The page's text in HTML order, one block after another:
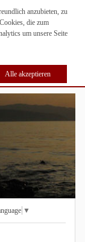
anzubieten, zu
die zum
um unsere Seite
Alle akzeptieren
▼